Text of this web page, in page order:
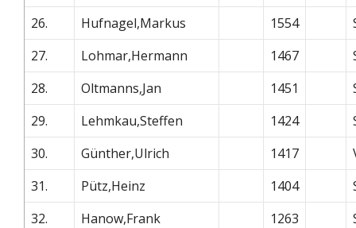
26.
Hufnagel,Markus 1554
27.
Lohmar,Hermann 1467
28.
Oltmanns,Jan 1451
29.
Lehmkau,Steffen 1424
30.
Günther,Ulrich 1417
31.
Pütz,Heinz 1404
32.
Hanow,Frank 1263